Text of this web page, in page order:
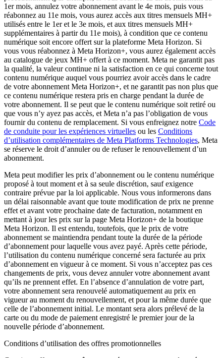
1er mois, annulez votre abonnement avant le 4e mois, puis vous
réabonnez au 11e mois, vous aurez accès aux titres mensuels MH+
utilisés entre le 1er et le 3e mois, et aux titres mensuels MH+
supplémentaires à partir du 11e mois), à condition que ce contenu
numérique soit encore offert sur la plateforme Meta Horizon. Si
vous vous réabonnez à Meta Horizon+, vous aurez également accès
au catalogue de jeux MH+ offert à ce moment. Meta ne garantit pas
la qualité, la valeur continue ni la satisfaction en ce qui concerne tout
contenu numérique auquel vous pourriez avoir accès dans le cadre
de votre abonnement Meta Horizon+, et ne garantit pas non plus que
ce contenu numérique restera pris en charge pendant la durée de
votre abonnement. Il se peut que le contenu numérique soit retiré ou
que vous n’y ayez pas accès, et Meta n’a pas l’obligation de vous
fournir du contenu de remplacement. Si vous enfreignez notre Code
de conduite pour les expériences virtuelles ou les Conditions
d’utilisation complémentaires de Meta Platforms Technologies, Meta
se réserve le droit d’annuler ou de refuser le renouvellement d’un
abonnement.
Meta peut modifier les prix d’abonnement ou le contenu numérique
proposé à tout moment et à sa seule discrétion, sauf exigence
contraire prévue par la loi applicable. Nous vous informerons dans
un délai raisonnable avant que toute modification de prix ne prenne
effet et avant votre prochaine date de facturation, notamment en
mettant à jour les prix sur la page Meta Horizon+ de la boutique
Meta Horizon. Il est entendu, toutefois, que le prix de votre
abonnement se maintiendra pendant toute la durée de la période
d’abonnement pour laquelle vous avez payé. Après cette période,
l’utilisation du contenu numérique concerné sera facturée au prix
d’abonnement en vigueur à ce moment. Si vous n’acceptez pas ces
changements de prix, vous devez annuler votre abonnement avant
qu’ils ne prennent effet. En l’absence d’annulation de votre part,
votre abonnement sera renouvelé automatiquement au prix en
vigueur au moment du renouvellement, et pour la même durée que
celle de l’abonnement initial. Le montant sera alors prélevé de la
carte ou du mode de paiement enregistré le premier jour de la
nouvelle période d’abonnement.
Conditions d’utilisation des offres promotionnelles